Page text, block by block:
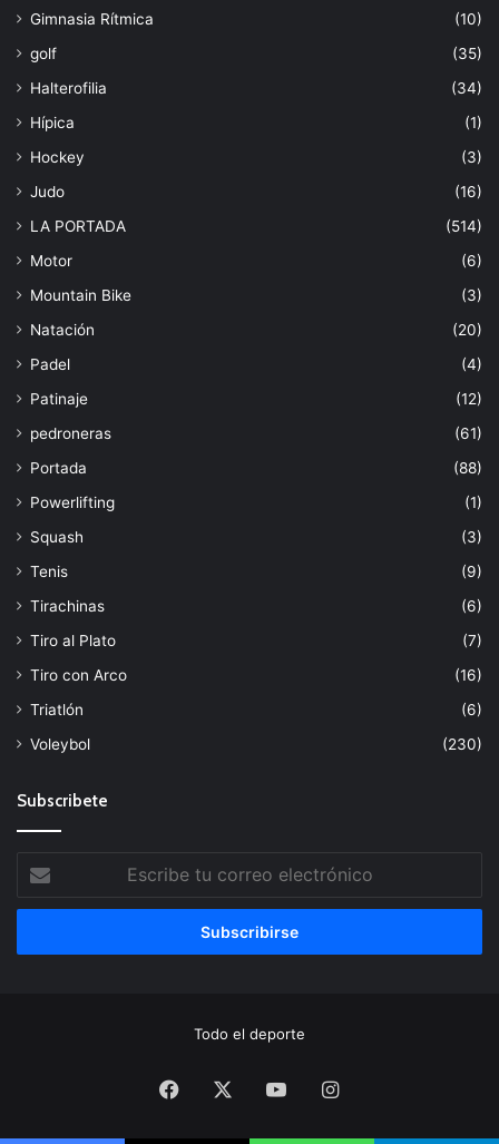
Gimnasia Rítmica
(10)
golf
(35)
Halterofilia
(34)
Hípica
(1)
Hockey
(3)
Judo
(16)
LA PORTADA
(514)
Motor
(6)
Mountain Bike
(3)
Natación
(20)
Padel
(4)
Patinaje
(12)
pedroneras
(61)
Portada
(88)
Powerlifting
(1)
Squash
(3)
Tenis
(9)
Tirachinas
(6)
Tiro al Plato
(7)
Tiro con Arco
(16)
Triatlón
(6)
Voleybol
(230)
Subscribete
tu
correo
Todo el deporte
Facebook YouTubeInstagram